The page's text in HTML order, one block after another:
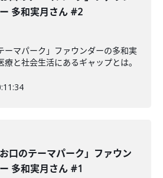
多和実月さん #2
ーマパーク」ファウンダーの多和実
と社会生活にあるギャップとは。
お口のテーマパーク」ファウン
多和実月さん #1